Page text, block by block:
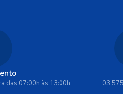
das 07:00h às 13:00h